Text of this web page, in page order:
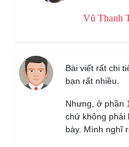
Vũ Thanh
Bài viết rất chi
bạn rất nhiều.
Nhưng, ở phần
chứ không phải
bày. Mình nghĩ